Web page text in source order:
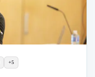
+5